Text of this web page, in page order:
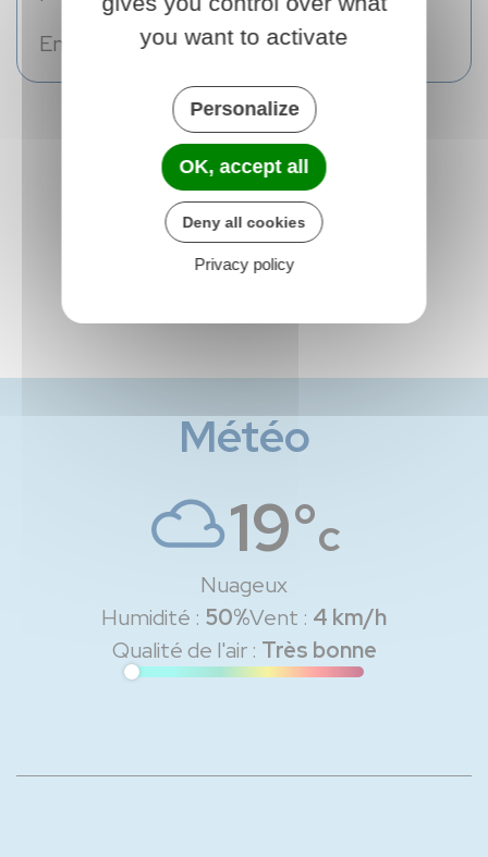
En savoir plus
Toutes les actualités
Météo
19°c
Nuageux
Humidité : 50%Vent : 4 km/h
Qualité de l'air : Très bonne
you want to activate
Personalize
OK, accept all
Deny all cookies
Privacy policy